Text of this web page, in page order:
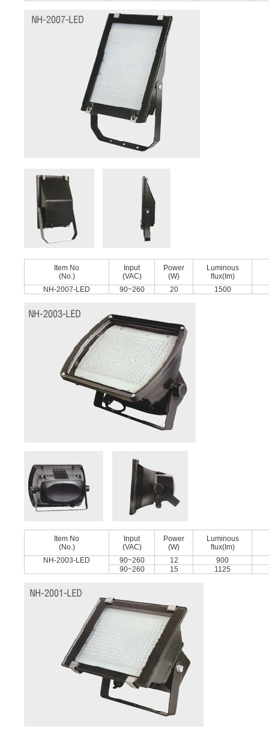
Item No
(No.)
Input
(VAC)
Power
(W)
Luminous
ﬂux(Im)
NH-2007-LED
90~260 20 1500
Item No
(No.)
Input
(VAC)
Power
(W)
Luminous
ﬂux(Im)
NH-2003-LED
90~260 12
900
90~260
15 1125